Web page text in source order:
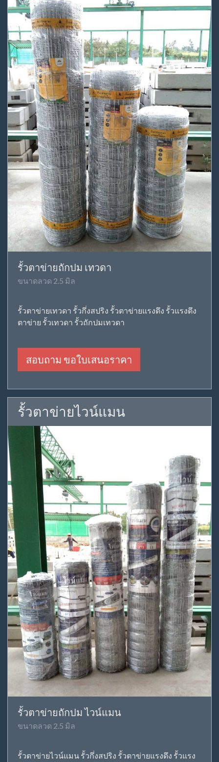
รั้วตาข่ายถักปม เทวดา
ขนาดลวด 2.5 มิล
รั้วตาข่ายเทวดา รั้วกึ่งสปริง รั้วตาข่ายแรงดึง รั้วแรงดึง
ตาข่าย รั้วเทวดา รั้วถักปมเทวดา
สอบถาม ขอใบเสนอราคา
รั้วตาข่ายไวน์แมน
รั้วตาข่ายถักปม ไวน์แมน
ขนาดลวด 2.5 มิล
รั้วตาข่ายไวน์แมน รั้วกึ่งสปริง รั้วตาข่ายแรงดึง รั้วแรง